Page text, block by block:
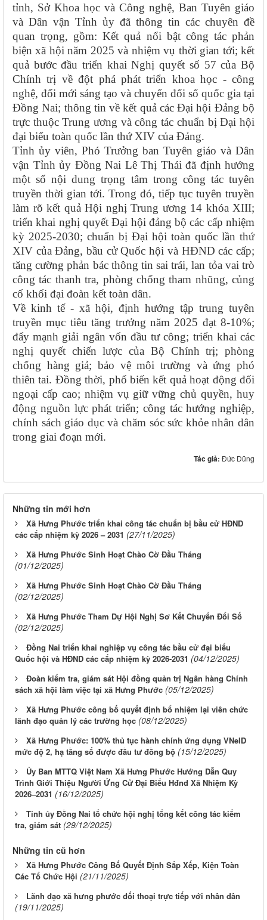
tỉnh, Sở Khoa học và Công nghệ, Ban Tuyên giáo
và Dân vận Tỉnh ủy đã thông tin các chuyên đề
quan trọng, gồm: Kết quả nổi bật công tác phản
biện xã hội năm 2025 và nhiệm vụ thời gian tới; kết
quả bước đầu triển khai Nghị quyết số 57 của Bộ
Chính trị về đột phá phát triển khoa học - công
nghệ, đổi mới sáng tạo và chuyển đổi số quốc gia tại
Đồng Nai; thông tin về kết quả các Đại hội Đảng bộ
trực thuộc Trung ương và công tác chuẩn bị Đại hội
đại biểu toàn quốc lần thứ XIV của Đảng.
Tỉnh ủy viên, Phó Trưởng ban Tuyên giáo và Dân
vận Tỉnh ủy Đồng Nai Lê Thị Thái đã định hướng
một số nội dung trọng tâm trong công tác tuyên
truyền thời gian tới. Trong đó, tiếp tục tuyên truyền
làm rõ kết quả Hội nghị Trung ương 14 khóa XIII;
triển khai nghị quyết Đại hội đảng bộ các cấp nhiệm
kỳ 2025-2030; chuẩn bị Đại hội toàn quốc lần thứ
XIV của Đảng, bầu cử Quốc hội và HĐND các cấp;
tăng cường phản bác thông tin sai trái, lan tỏa vai trò
công tác thanh tra, phòng chống tham nhũng, củng
cố khối đại đoàn kết toàn dân.
Về kinh tế - xã hội, định hướng tập trung tuyên
truyền mục tiêu tăng trưởng năm 2025 đạt 8-10%;
đẩy mạnh giải ngân vốn đầu tư công; triển khai các
nghị quyết chiến lược của Bộ Chính trị; phòng
chống hàng giả; bảo vệ môi trường và ứng phó
thiên tai. Đồng thời, phổ biến kết quả hoạt động đối
ngoại cấp cao; nhiệm vụ giữ vững chủ quyền, huy
động nguồn lực phát triển; công tác hướng nghiệp,
chính sách giáo dục và chăm sóc sức khỏe nhân dân
trong giai đoạn mới.
Tác giả: Đức Dũng
Những tin mới hơn
Xã Hưng Phước triển khai công tác chuẩn bị bầu cử HĐND
các cấp nhiệm kỳ 2026 – 2031 (27/11/2025)
Xã Hưng Phước Sinh Hoạt Chào Cờ Đầu Tháng
(01/12/2025)
Xã Hưng Phước Sinh Hoạt Chào Cờ Đầu Tháng
(02/12/2025)
Xã Hưng Phước Tham Dự Hội Nghị Sơ Kết Chuyển Đổi Số
(02/12/2025)
Đồng Nai triển khai nghiệp vụ công tác bầu cử đại biểu
Quốc hội và HĐND các cấp nhiệm kỳ 2026-2031 (04/12/2025)
Đoàn kiểm tra, giám sát Hội đồng quản trị Ngân hàng Chính
sách xã hội làm việc tại xã Hưng Phước (05/12/2025)
Xã Hưng Phước công bố quyết định bổ nhiệm lại viên chức
lãnh đạo quản lý các trường học (08/12/2025)
Xã Hưng Phước: 100% thủ tục hành chính ứng dụng VNeID
mức độ 2, hạ tầng số được đầu tư đồng bộ (15/12/2025)
Ủy Ban MTTQ Việt Nam Xã Hưng Phước Hướng Dẫn Quy
Trình Giới Thiệu Người Ứng Cử Đại Biểu Hđnd Xã Nhiệm Kỳ
2026–2031 (16/12/2025)
Tỉnh ủy Đồng Nai tổ chức hội nghị tổng kết công tác kiểm
tra, giám sát (29/12/2025)
Những tin cũ hơn
Xã Hưng Phước Công Bố Quyết Định Sắp Xếp, Kiện Toàn
Các Tổ Chức Hội (21/11/2025)
Lãnh đạo xã hưng phước đối thoại trực tiếp với nhân dân
(19/11/2025)